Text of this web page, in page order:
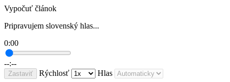
Vypočuť článok
Pripravujem slovenský hlas...
0:00
--:--
Zastaviť Rýchlosť Hlas